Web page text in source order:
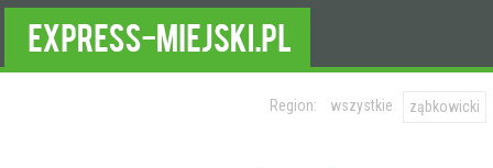
Region: wszystkie ząbkowicki